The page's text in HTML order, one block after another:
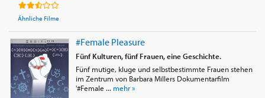
Ähnliche Filme
#Female Pleasure
Fünf Kulturen, fünf Frauen, eine Geschichte.
Fünf mutige, kluge und selbstbestimmte Frauen stehen
im Zentrum von Barbara Millers Dokumentarfilm
'#Female ... mehr »